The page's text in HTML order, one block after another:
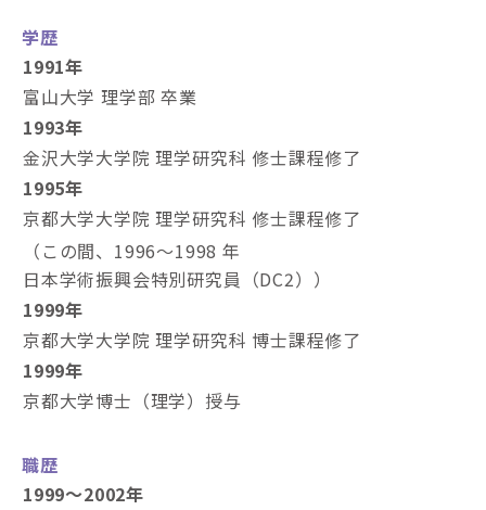
学歴
1991年
富山大学 理学部 卒業
1993年
金沢大学大学院 理学研究科 修士課程修了
1995年
京都大学大学院 理学研究科 修士課程修了
（この間、1996～1998 年
日本学術振興会特別研究員（DC2））
1999年
京都大学大学院 理学研究科 博士課程修了
1999年
京都大学博士（理学）授与
職歴
1999～2002年